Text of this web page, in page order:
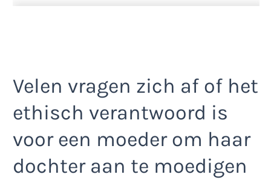
Velen vragen zich af of het
ethisch verantwoord is
voor een moeder om haar
dochter aan te moedigen